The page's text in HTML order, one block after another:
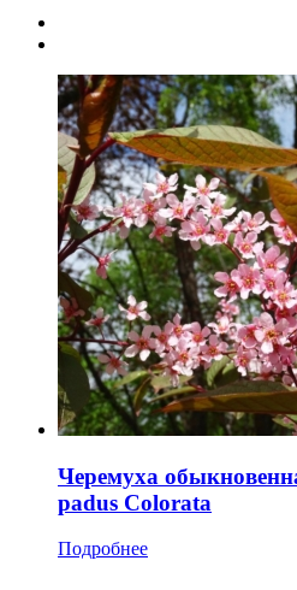
Черемуха
padus Colorata
Подробнее